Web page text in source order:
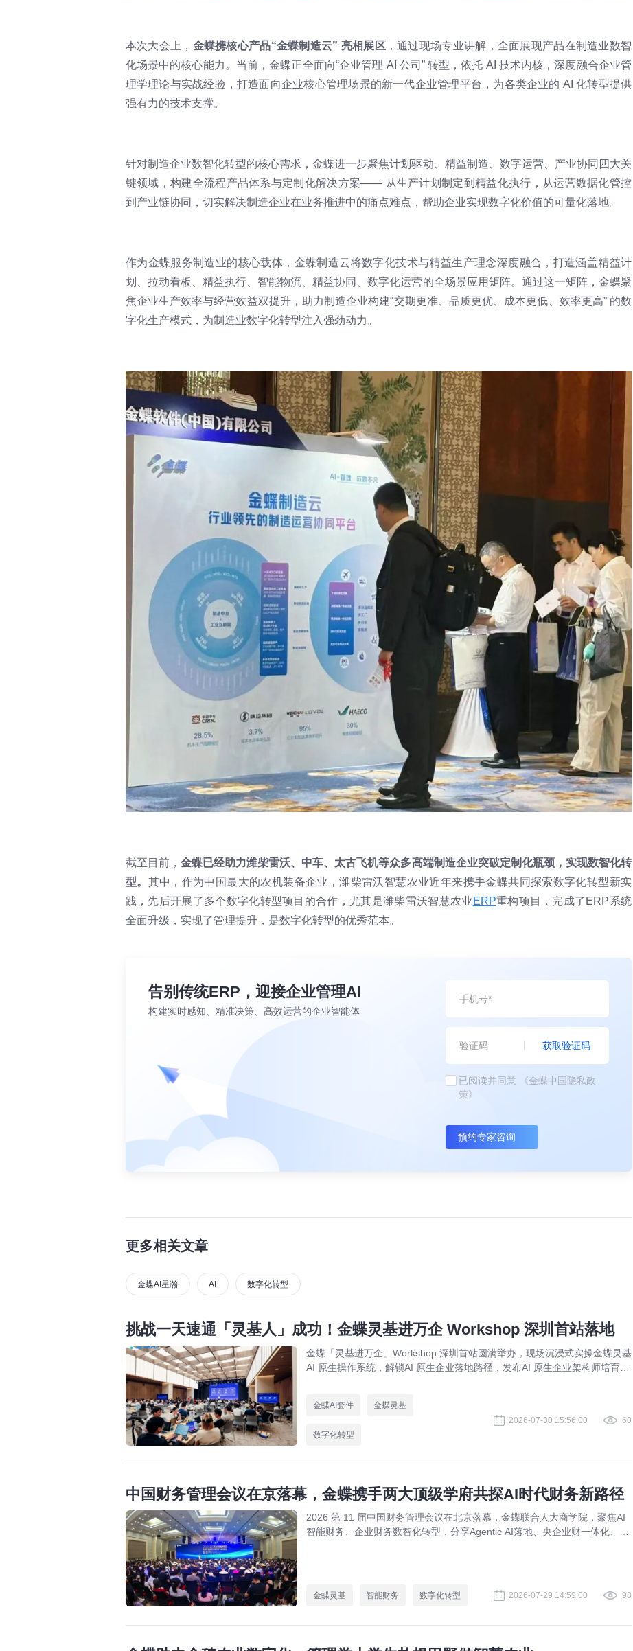
本次大会上， 金蝶携核心产品“金蝶制造云” 亮相展区，通过现场专业讲解，全面展现产品在制造业数智
化场景中的核心能力。当前，金蝶正全面向“企业管理 AI 公司” 转型，依托 AI 技术内核，深度融合企业管
理学理论与实战经验，打造面向企业核心管理场景的新一代企业管理平台，为各类企业的 AI 化转型提供
强有力的技术支撑。
针对制造企业数智化转型的核心需求，金蝶进一步聚焦计划驱动、精益制造、数字运营、产业协同四大关
键领域，构建全流程产品体系与定制化解决方案—— 从生产计划制定到精益化执行，从运营数据化管控
到产业链协同，切实解决制造企业在业务推进中的痛点难点，帮助企业实现数字化价值的可量化落地。
作为金蝶服务制造业的核心载体，金蝶制造云将数字化技术与精益生产理念深度融合，打造涵盖精益计
划、拉动看板、精益执行、智能物流、精益协同、数字化运营的全场景应用矩阵。通过这一矩阵，金蝶聚
焦企业生产效率与经营效益双提升，助力制造企业构建“交期更准、品质更优、成本更低、效率更高” 的数
字化生产模式，为制造业数字化转型注入强劲动力。
截至目前， 金蝶已经助力潍柴雷沃、中车、太古飞机等众多高端制造企业突破定制化瓶颈，实现数智化转
型。 其中，作为中国最大的农机装备企业，潍柴雷沃智慧农业近年来携手金蝶共同探索数字化转型新实
践，先后开展了多个数字化转型项目的合作，尤其是潍柴雷沃智慧农业 ERP重构项目，完成了ERP系统
全面升级，实现了管理提升，是数字化转型的优秀范本。
告别传统ERP，迎接企业管理AI
构建实时感知、精准决策、高效运营的企业智能体
获取验证码
已阅读并同意
《金蝶中国隐私政
策》
预约专家咨询
更多相关文章
金蝶AI星瀚 AI 数字化转型
挑战一天速通「灵基人」成功！金蝶灵基进万企 Workshop 深圳首站落地
金蝶「灵基进万企」Workshop 深圳首站圆满举办，现场沉浸式实操金蝶灵基
AI 原生操作系统，解锁AI 原生企业落地路径，发布AI 原生企业架构师培育计
金蝶AI套件 金蝶灵基
数字化转型
2026-07-30 15:56:00 60
中国财务管理会议在京落幕，金蝶携手两大顶级学府共探AI时代财务新路径
2026 第 11 届中国财务管理会议在北京落幕，金蝶联合人大商学院，聚焦AI
智能财务、企业财务数智化转型，分享Agentic AI落地、央企业财一体化、全
金蝶灵基 智能财务 数字化转型 2026-07-29 14:59:00 98